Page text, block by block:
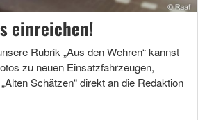
einreichen!
Rubrik „Aus den Wehren“ kannst
zu neuen Einsatzfahrzeugen,
Schätzen“ direkt an die Redaktion